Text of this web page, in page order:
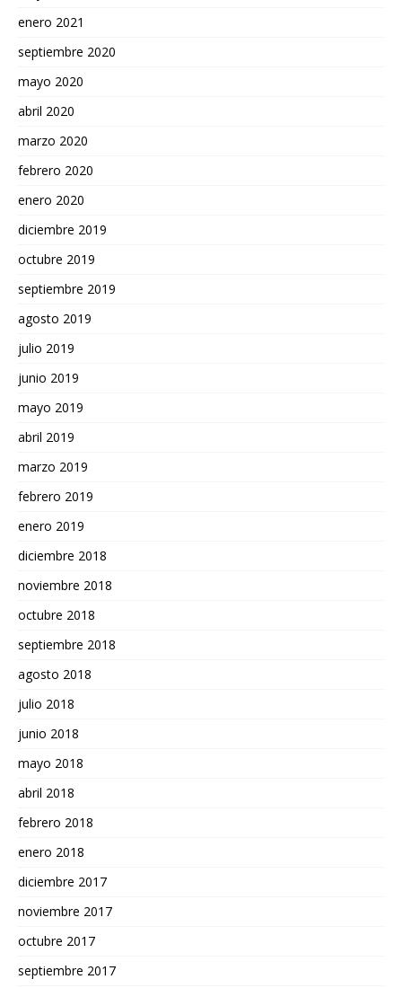
enero 2021
septiembre 2020
mayo 2020
abril 2020
marzo 2020
febrero 2020
enero 2020
diciembre 2019
octubre 2019
septiembre 2019
agosto 2019
julio 2019
junio 2019
mayo 2019
abril 2019
marzo 2019
febrero 2019
enero 2019
diciembre 2018
noviembre 2018
octubre 2018
septiembre 2018
agosto 2018
julio 2018
junio 2018
mayo 2018
abril 2018
febrero 2018
enero 2018
diciembre 2017
noviembre 2017
octubre 2017
septiembre 2017